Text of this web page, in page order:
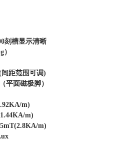
刻槽显示清晰
距范围可调)
平面磁极脚）
m)
m)
m)